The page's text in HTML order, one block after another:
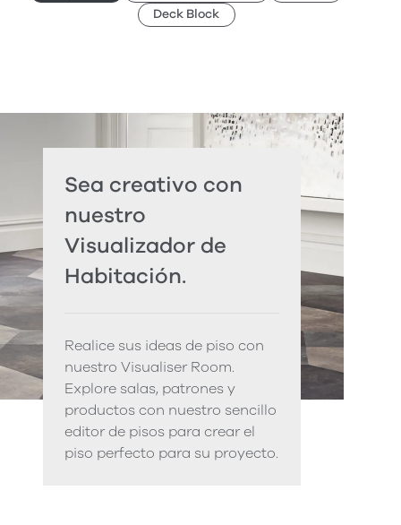
Deck Block
Sea creativo con
nuestro
Visualizador de
Habitación.
Realice sus ideas de piso con
nuestro Visualiser Room.
Explore salas, patrones y
productos con nuestro sencillo
editor de pisos para crear el
piso perfecto para su proyecto.